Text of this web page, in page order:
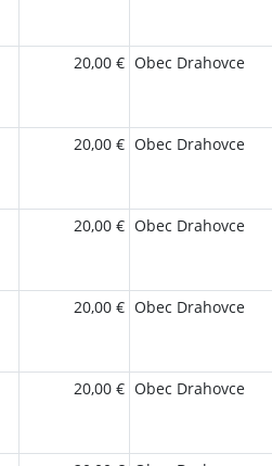
20,00 € Obec Drahovce
20,00 € Obec Drahovce
20,00 € Obec Drahovce
20,00 € Obec Drahovce
20,00 € Obec Drahovce